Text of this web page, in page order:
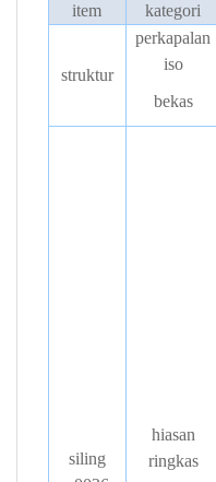
item kategori
struktur
perkapalan
iso
bekas
siling
hiasan
ringkas